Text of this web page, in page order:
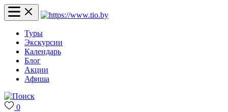
Туры
Экскурсии
Календарь
Блог
Акции
Афиша
0